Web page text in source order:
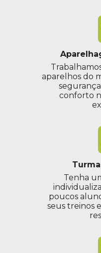
aparelhos do
conforto
Tenha
poucos
seus treinos